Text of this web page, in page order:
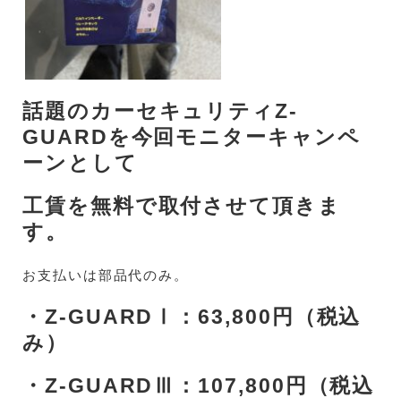
話題のカーセキュリティZ-
GUARDを今回モニターキャンペ
ーンとして
工賃を無料で取付させて頂きま
す。
お支払いは部品代のみ。
・Z‐GUARDⅠ：63,800円（税込
み）
・Z‐GUARDⅢ：107,800円（税込